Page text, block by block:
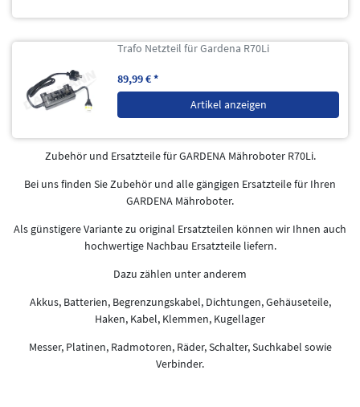
Trafo Netzteil für Gardena R70Li
89,99 € *
Artikel anzeigen
Zubehör und Ersatzteile für GARDENA Mähroboter R70Li.
Bei uns finden Sie Zubehör und alle gängigen Ersatzteile für Ihren
GARDENA Mähroboter.
Als günstigere Variante zu original Ersatzteilen können wir Ihnen auch
hochwertige Nachbau Ersatzteile liefern.
Dazu zählen unter anderem
Akkus, Batterien, Begrenzungskabel, Dichtungen, Gehäuseteile,
Haken, Kabel, Klemmen, Kugellager
Messer, Platinen, Radmotoren, Räder, Schalter, Suchkabel sowie
Verbinder.